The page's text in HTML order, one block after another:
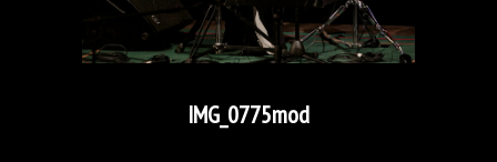
IMG_0775mod